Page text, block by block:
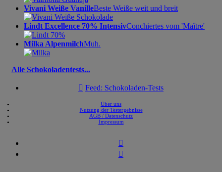
Vivani Weiße VanilleBeste Weiße weit und breit
Lindt Excellence 70% IntensivConchiertes vom 'Maître'
Milka AlpenmilchMuh.
Alle Schokoladentests...
 Feed: Schokoladen-Tests
Über uns
Nutzung der Testergebnisse
AGB / Datenschutz
Impressum

